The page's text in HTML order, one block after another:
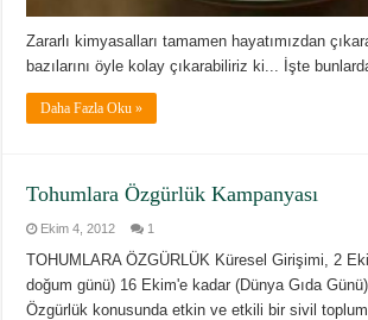
Zararlı kimyasalları tamamen hayatımızdan
bazılarını öyle kolay çıkarabiliriz ki... İşte
Daha Fazla Oku »
Tohumlara Özgürlük Kampanyası
Ekim 4, 2012 1
TOHUMLARA ÖZGÜRLÜK Küresel Girişimi, 2
doğum günü) 16 Ekim'e kadar (Dünya Gıda
Özgürlük konusunda etkin ve etkili bir sivil